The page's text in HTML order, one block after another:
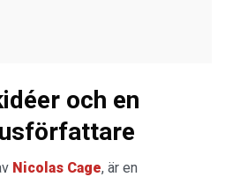
och en
Nicolas Cage, är en